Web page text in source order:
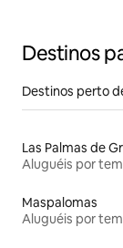
Destinos
Destinos perto
Las Palmas de
Aluguéis por
Maspalomas
Aluguéis por